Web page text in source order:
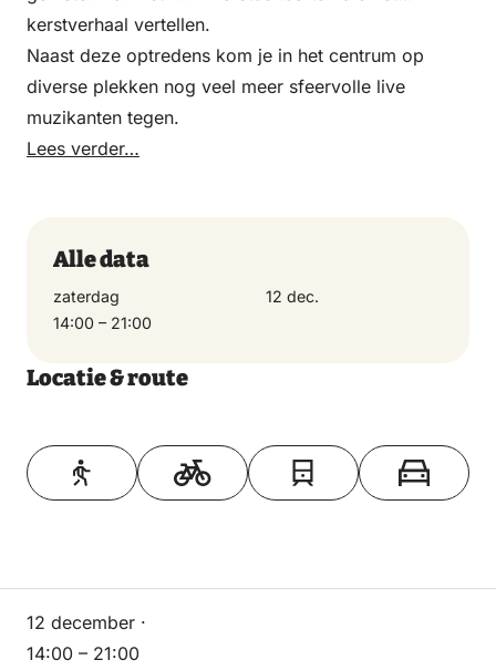
kerstverhaal vertellen.
Naast deze optredens kom je in het centrum op
diverse plekken nog veel meer sfeervolle live
muzikanten tegen.
Lees verder…
Alle data
zaterdag
12 dec.
14:00 – 21:00
Locatie & route
Toon op kaart
12 december ·
14:00 – 21:00